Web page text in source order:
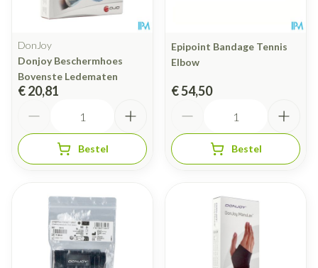
DonJoy
Donjoy Beschermhoes
Bovenste Ledematen
€ 20,81
Bestel
Epipoint Bandage Tennis
Elbow
€ 54,50
Bestel